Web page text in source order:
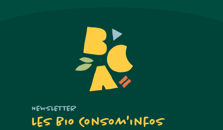
NEWSLETTER
Les Bio Consom'infos